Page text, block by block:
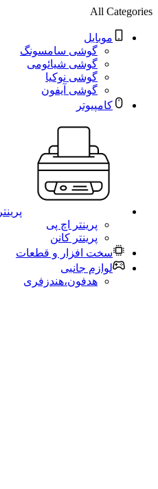
All Categories
موبایل
گوشی سامسونگ
گوشی شیائومی
گوشی نوکیا
گوشی آیفون
کامپیوتر
پرینتر
پرینتر اچ پی
پرینتر کانن
سخت افزار و قطعات
لوازم جانبی
هدفون،هندزفری